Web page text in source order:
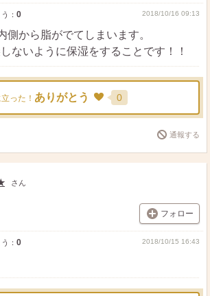
： 0 2018/10/16 09:13
側から脂がでてしまいます。
ないように保湿をすることです！！
った！ ありがとう 0
通報する
さん
フォロー
： 0 2018/10/15 16:43